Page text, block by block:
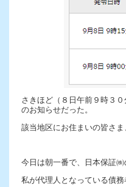
さきほど（８日午前９時３
のお知らせだった。
該当地区にお住まいの皆さま
今日は朝一番で、日本保証㈱
私が代理人となっている債